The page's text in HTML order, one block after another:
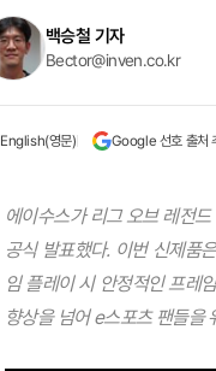
백승철 기자
Bector@inven.co.kr
English(영문) Google 선호 출처
에이수스가 리그 오브 레전
공식 발표했다. 이번 신제품
임 플레이 시 안정적인 프레
향상을 넘어 e스포츠 팬들을